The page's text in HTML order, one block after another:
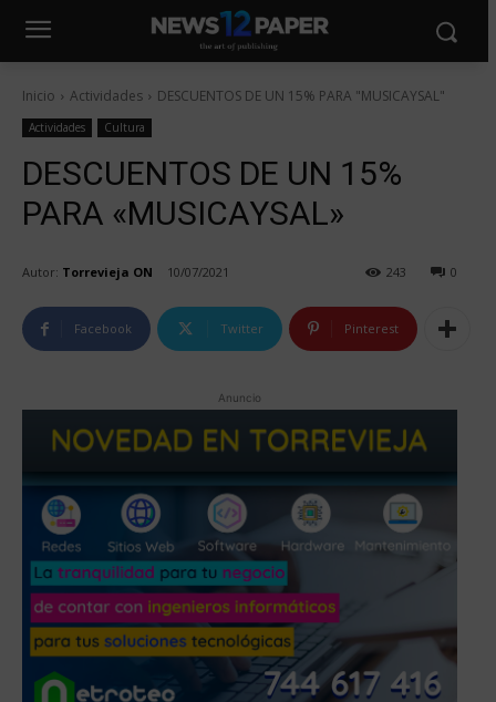
Inicio Actividades DESCUENTOS DE UN 15% PARA "MUSICAYSAL"
Actividades Cultura
DESCUENTOS DE UN 15%
PARA «MUSICAYSAL»
Autor: Torrevieja ON 10/07/2021 0
243
Facebook Twitter Pinterest
Anuncio